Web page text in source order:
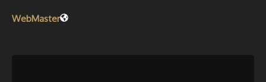
WebMaster